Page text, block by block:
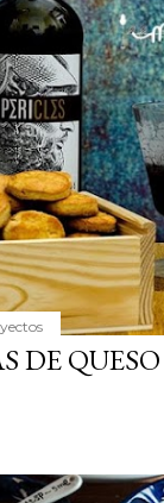
DE QUESO